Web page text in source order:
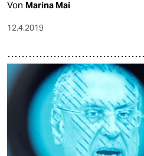
Von Marina Mai
12.4.2019